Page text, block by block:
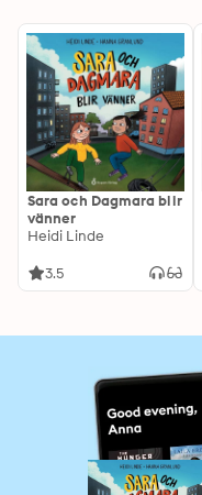
Sara och Dagmara blir
vänner
Heidi Linde
3.5